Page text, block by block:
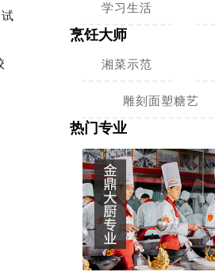
学习生活
烹饪大师
湘菜示范
雕刻面塑糖艺
热门专业